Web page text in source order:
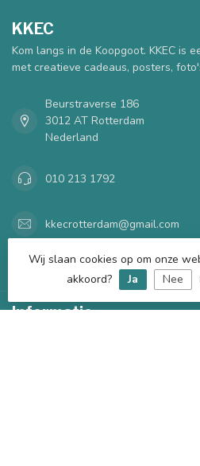
KKEC
Kom langs in de Koopgoot. KKEC is
met creatieve cadeaus, posters,
Beurstraverse 186
3012 AT Rotterdam
Nederland
010 213 1792
kkecrotterdam@gmail.com
Categorieën
Informatie
Wij slaan cookies op om onze
akkoord?
Ja Nee